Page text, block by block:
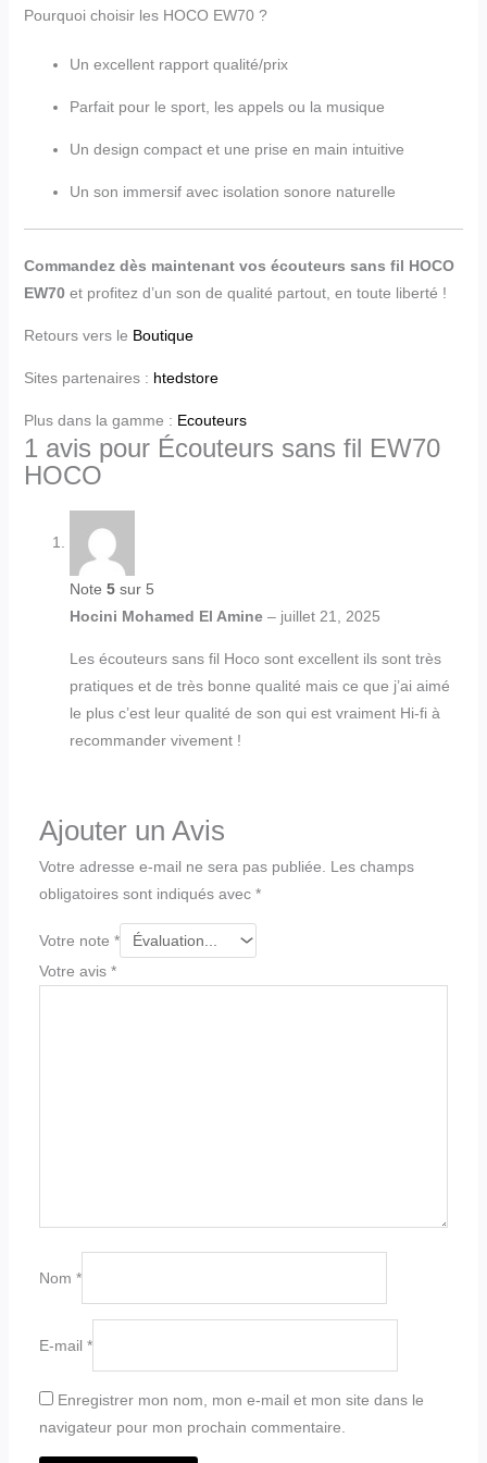
Pourquoi choisir les HOCO EW70 ?
Un excellent rapport qualité/prix
Parfait pour le sport, les appels ou la musique
Un design compact et une prise en main intuitive
Un son immersif avec isolation sonore naturelle
Commandez dès maintenant vos écouteurs sans fil HOCO
EW70et profitez d’un son de qualité partout, en toute liberté !
Retours vers le Boutique
Sites partenaires : htedstore
Plus dans la gamme : Ecouteurs
1 avis pour Écouteurs sans fil EW70
HOCO
Note 5sur 5
Hocini Mohamed El Amine – juillet 21, 2025
Les écouteurs sans fil Hoco sont excellent ils sont très
pratiques et de très bonne qualité mais ce que j’ai aimé
le plus c’est leur qualité de son qui est vraiment Hi-fi à
recommander vivement !
Ajouter un Avis
Votre adresse e-mail ne sera pas publiée. Les champs
obligatoires sont indiqués avec *
Votre note *
Votre avis *
Nom *
E-mail *
Enregistrer mon nom, mon e-mail et mon site dans le
navigateur pour mon prochain commentaire.